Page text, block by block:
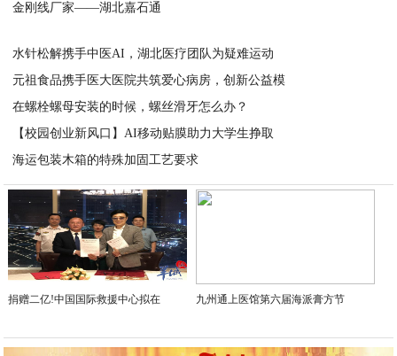
金刚线厂家——湖北嘉石通
水针松解携手中医AI，湖北医疗团队为疑难运动
元祖食品携手医大医院共筑爱心病房，创新公益模
在螺栓螺母安装的时候，螺丝滑牙怎么办？
【校园创业新风口】AI移动贴膜助力大学生挣取
海运包装木箱的特殊加固工艺要求
2025-09-02
捐赠二亿!中国国际救援中心拟在 九州通上医馆第六届海派膏方节